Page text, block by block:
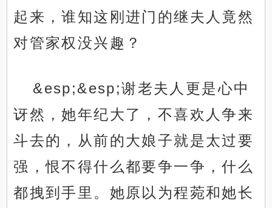
起来，谁知这刚进门的继夫人竟然
对管家权没兴趣？
&esp;&esp;谢老夫人更是心中
讶然，她年纪大了，不喜欢人争来
斗去的，从前的大娘子就是太过要
强，恨不得什么都要争一争，什么
都拽到手里。她原以为程菀和她长